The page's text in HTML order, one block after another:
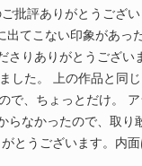
批評ありがとうござ
てこない印象があっ
さりありがとうござい
した。 上の作品と同
で、ちょっとだけ。
らなかったので、取り
とうございます。内